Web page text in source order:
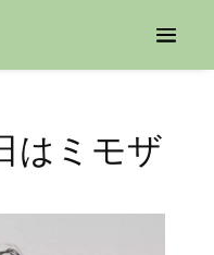
はミモザ